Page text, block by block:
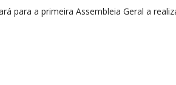
para a primeira Assembleia Geral a